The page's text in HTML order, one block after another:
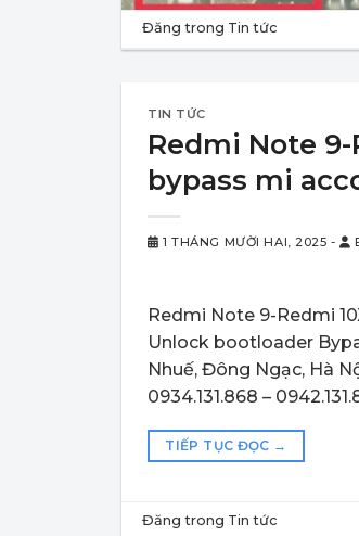
Đăng trong Tin tức
TIN TỨC
Redmi Note
bypass mi
1 THÁNG MƯỜI HAI, 2025 -
Redmi Note 9-Redmi
Unlock bootloader
Nhuế, Đông Ngạc, Hà
0934.131.868 –
TIẾP TỤC ĐỌC →
Đăng trong Tin tức